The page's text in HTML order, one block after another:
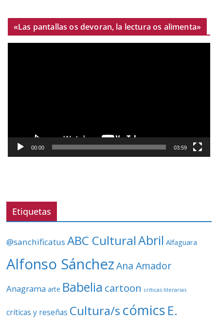
«Las pantallas os devoran, la lectura os alimenta»
o
í
e
00:00 03:59
Etiquetas
@sanchificatus ABC CulturalAbril Alfaguara
Alfonso Sánchez Ana Amador
Anagrama arte Babelia cartoon críticas literarias
críticas y reseñas Cultura/s cómics E.